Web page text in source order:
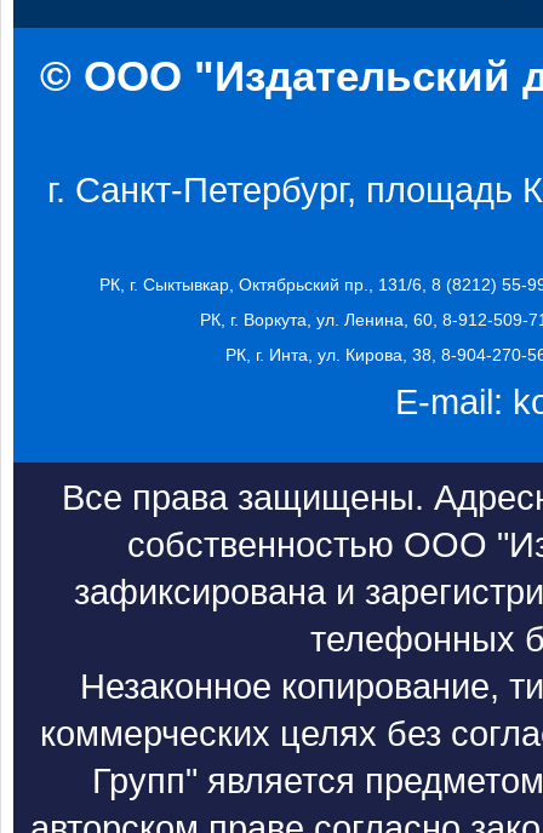
© ООО "Издательский
г. Санкт-Петербург, площадь
РК, г. Сыктывкар, Октябрьский пр., 131/6, 8 (8212) 55-
РК, г. Воркута, ул. Ленина, 60, 8-912-509-
РК, г. Инта, ул. Кирова, 38, 8-904-270-
E-mail:
Все права защищены.
собственностью ООО
зафиксирована и
телефонных
Незаконное копирование,
коммерческих целях без
Групп" является